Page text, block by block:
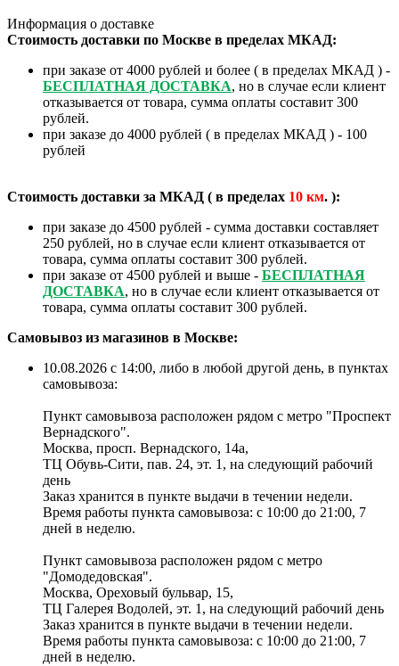
Информация о доставке
Стоимость доставки по Москве в пределах МКАД:
при заказе от 4000 рублей и более ( в пределах МКАД ) -
БЕСПЛАТНАЯ ДОСТАВКА, но в случае если клиент
отказывается от товара, сумма оплаты составит 300
рублей.
при заказе до 4000 рублей ( в пределах МКАД ) - 100
рублей
Стоимость доставки за МКАД ( в пределах 10 км. ):
при заказе до 4500 рублей - сумма доставки составляет
250 рублей, но в случае если клиент отказывается от
товара, сумма оплаты составит 300 рублей.
при заказе от 4500 рублей и выше - БЕСПЛАТНАЯ
ДОСТАВКА, но в случае если клиент отказывается от
товара, сумма оплаты составит 300 рублей.
Самовывоз из магазинов в Москве:
10.08.2026 с 14:00, либо в любой другой день, в пунктах
самовывоза:
Пункт самовывоза расположен рядом с метро "Проспект
Вернадского".
Москва, просп. Вернадского, 14а,
ТЦ Обувь-Сити, пав. 24, эт. 1, на следующий рабочий
день
Заказ хранится в пункте выдачи в течении недели.
Время работы пункта самовывоза: с 10:00 до 21:00, 7
дней в неделю.
Пункт самовывоза расположен рядом с метро
"Домодедовская".
Москва, Ореховый бульвар, 15,
ТЦ Галерея Водолей, эт. 1, на следующий рабочий день
Заказ хранится в пункте выдачи в течении недели.
Время работы пункта самовывоза: с 10:00 до 21:00, 7
дней в неделю.